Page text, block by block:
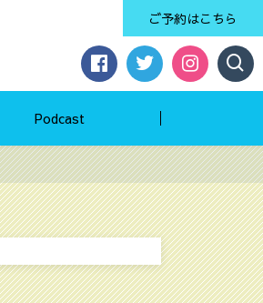
ご予約はこちら
Podcast